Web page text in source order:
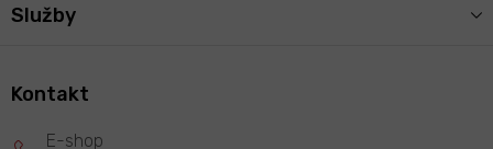
Služby
Kontakt